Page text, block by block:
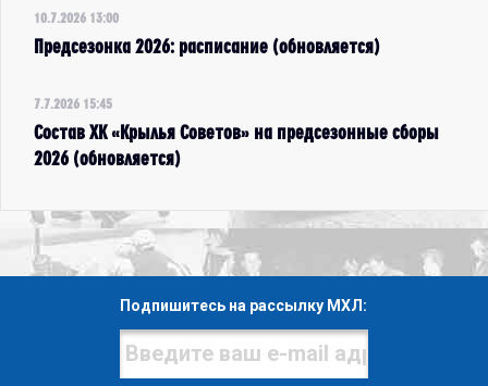
10.7.2026 13:00
Предсезонка 2026: расписание (обновляется)
7.7.2026 15:45
Состав ХК «Крылья Советов» на предсезонные сборы
2026 (обновляется)
Подпишитесь на рассылку МХЛ: